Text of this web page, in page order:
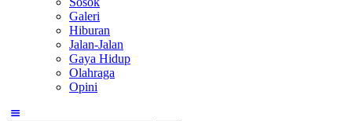
Galeri
Hiburan
Jalan-Jalan
Gaya Hidup
Olahraga
Opini